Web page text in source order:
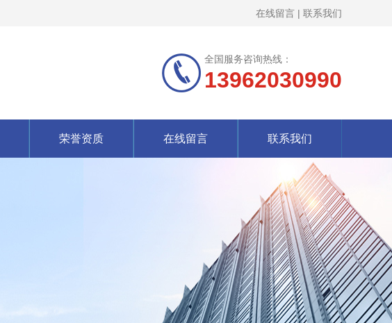
在线留言 | 联系我们
全国服务咨询热线：
13962030990
荣誉资质 在线留言 联系我们